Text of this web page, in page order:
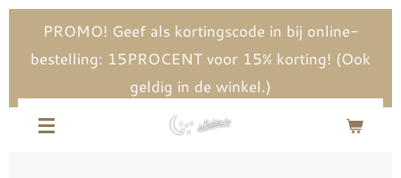
direct
de
hoofdinhoud
PROMO! Geef als kortingscode in bij online-
bestelling: 15PROCENT voor 15% korting! (Ook
geldig in de winkel.)